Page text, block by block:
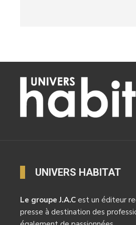
UNIVERS HABITAT
Le groupe J.A.C est un éditeur
presse à destination des